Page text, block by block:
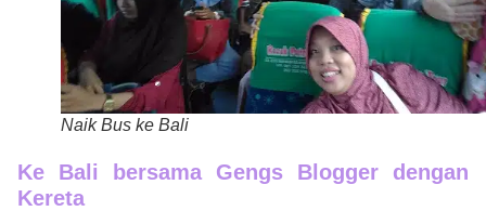
Naik Bus ke Bali
Ke Bali bersama Gengs Blogger dengan
Kereta